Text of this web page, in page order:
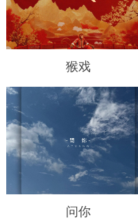
猴戏
问你